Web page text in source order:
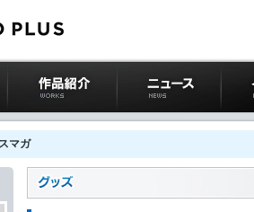
作品紹介 ニュース イベ
スマガ